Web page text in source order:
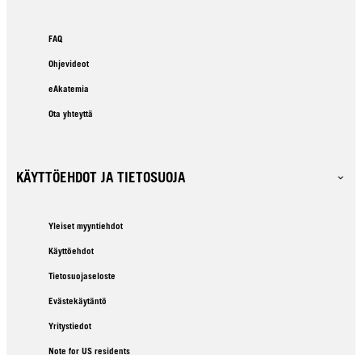
FAQ
Ohjevideot
eAkatemia
Ota yhteyttä
KÄYTTÖEHDOT JA TIETOSUOJA
Yleiset myyntiehdot
Käyttöehdot
Tietosuojaseloste
Evästekäytäntö
Yritystiedot
Note for US residents